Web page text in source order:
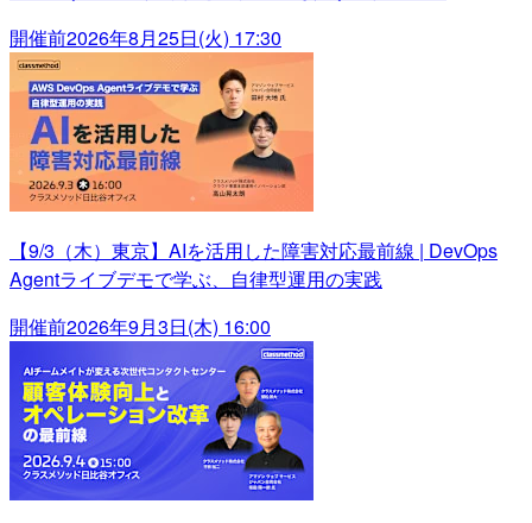
開催前2026年8月25日(火) 17:30
【9/3（木）東京】AIを活用した障害対応最前線 | DevOps
Agentライブデモで学ぶ、自律型運用の実践
開催前2026年9月3日(木) 16:00